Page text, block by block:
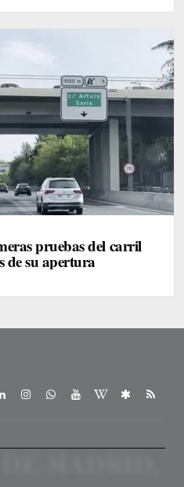
pruebas del carril
de su apertura